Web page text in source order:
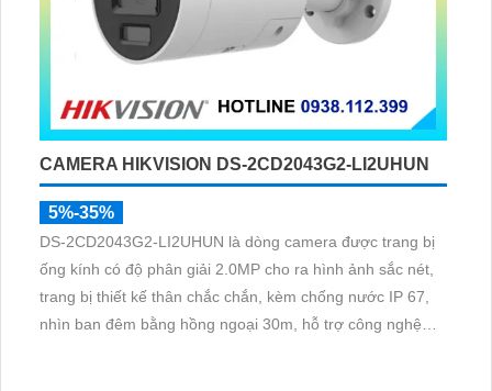
CAMERA HIKVISION DS-2CD2043G2-LI2UHUN
5%-35%
DS-2CD2043G2-LI2UHUN là dòng camera được trang bị
ống kính có độ phân giải 2.0MP cho ra hình ảnh sắc nét,
trang bị thiết kế thân chắc chắn, kèm chống nước IP 67,
nhìn ban đêm bằng hồng ngoại 30m, hỗ trợ công nghệ